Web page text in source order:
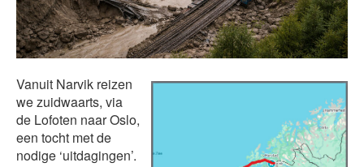
Vanuit Narvik reizen
we zuidwaarts, via
de Lofoten naar Oslo,
een tocht met de
nodige ‘uitdagingen’.